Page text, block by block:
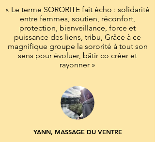
« Le terme SORORITE fait écho : solidarité
entre femmes, soutien, réconfort,
protection, bienveillance, force et
puissance des liens, tribu, Grâce à ce
magnifique groupe la sororité à tout son
sens pour évoluer, bâtir co créer et
rayonner »
YANN, MASSAGE DU VENTRE